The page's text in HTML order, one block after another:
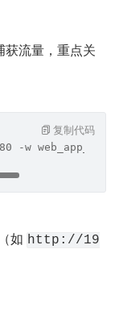
获流量，重点关
-w
复制代码
如 http://19